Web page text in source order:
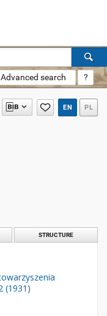
Advanced search ?
EN PL
STRUCTURE
(1931)